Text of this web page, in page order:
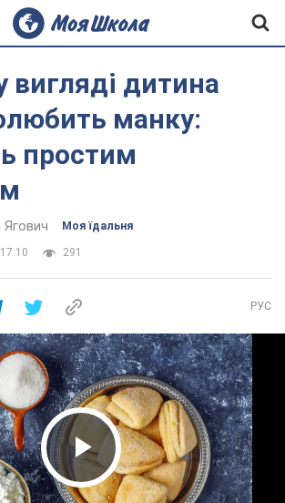
вигляді дитина
манку:
простим
Ягович Моя їдальня
291
РУС
Play Video